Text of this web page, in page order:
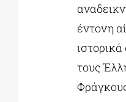
έντονη
τους